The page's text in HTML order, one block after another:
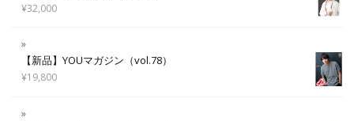
¥32,000
【新品】YOUマガジン（vol.78）
¥19,800